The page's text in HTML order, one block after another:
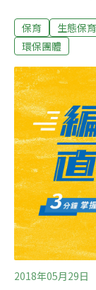
前興建三層高
至揚言會封村，
衝突，以免對
絕回應事件。 現時沙螺洞分區計劃大綱核准圖的「自然保
育區」、「具
（沙螺洞地帶
策下的12個須
性排行第二，
級重要濕地。
保育 生態保育
環保團體
2018年05月29日